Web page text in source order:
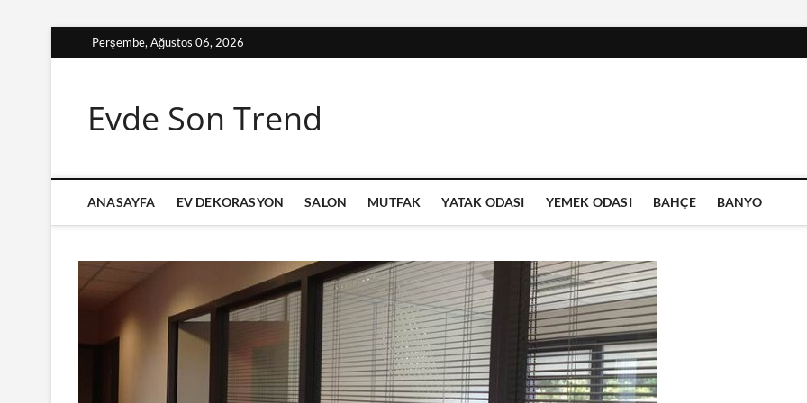
to
Perşembe, Ağustos 06, 2026
Evde Son Trend
ANASAYFA EV DEKORASYON SALON MUTFAK YATAK ODASI YEMEK ODASI BAHÇE BANYO